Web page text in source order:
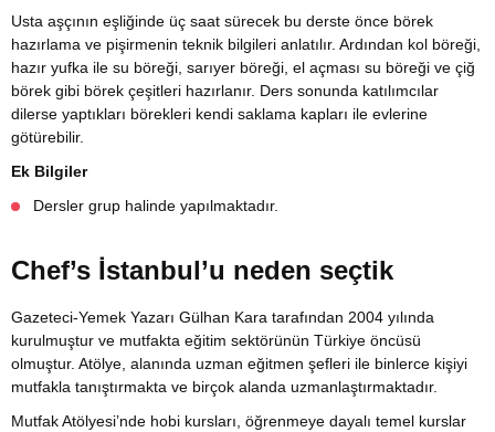
Usta aşçının eşliğinde üç saat sürecek bu derste önce börek
hazırlama ve pişirmenin teknik bilgileri anlatılır. Ardından kol böreği,
hazır yufka ile su böreği, sarıyer böreği, el açması su böreği ve çiğ
börek gibi börek çeşitleri hazırlanır. Ders sonunda katılımcılar
dilerse yaptıkları börekleri kendi saklama kapları ile evlerine
götürebilir.
Ek Bilgiler
Dersler grup halinde yapılmaktadır.
Chef’s İstanbul’u neden seçtik
Gazeteci-Yemek Yazarı Gülhan Kara tarafından 2004 yılında
kurulmuştur ve mutfakta eğitim sektörünün Türkiye öncüsü
olmuştur. Atölye, alanında uzman eğitmen şefleri ile binlerce kişiyi
mutfakla tanıştırmakta ve birçok alanda uzmanlaştırmaktadır.
Mutfak Atölyesi’nde hobi kursları, öğrenmeye dayalı temel kurslar